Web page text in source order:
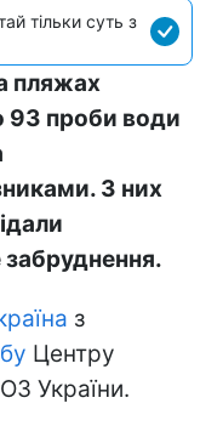
тільки суть з
пляжах
93 проби води
З них
з
Центру
України.